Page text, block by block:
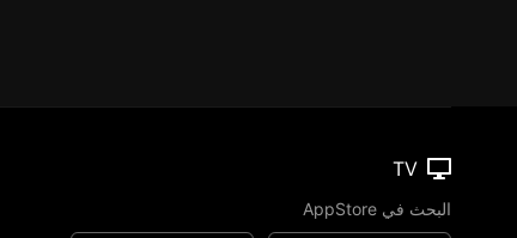
TV
البحث في AppStore